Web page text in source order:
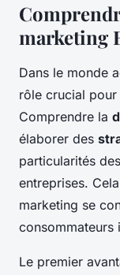
marketing
Dans le monde
rôle crucial pour
Comprendre la
élaborer des
particularités
entreprises.
marketing se
consommateurs
Le premier